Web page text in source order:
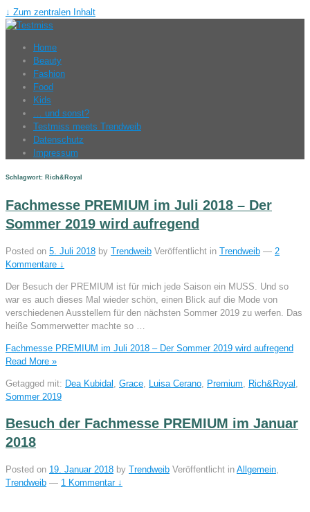
↓ Zum zentralen Inhalt
Home
Beauty
Fashion
Food
Kids
… und sonst?
Testmiss meets Trendweib
Datenschutz
Impressum
Schlagwort: Rich&Royal
Fachmesse PREMIUM im Juli 2018 – Der
Sommer 2019 wird aufregend
Posted on 5. Juli 2018 by Trendweib Veröffentlicht in Trendweib — 2
Kommentare ↓
Der Besuch der PREMIUM ist für mich jede Saison ein MUSS. Und so
war es auch dieses Mal wieder schön, einen Blick auf die Mode von
verschiedenen Ausstellern für den nächsten Sommer 2019 zu werfen. Das
heiße Sommerwetter machte so …
Fachmesse PREMIUM im Juli 2018 – Der Sommer 2019 wird aufregend
Read More »
Getagged mit: Dea Kubidal Grace Luisa Cerano Premium Rich&Royal
Sommer 2019
Besuch der Fachmesse PREMIUM im Januar
2018
Posted on 19. Januar 2018 by Trendweib Veröffentlicht in Allgemein,
Trendweib — 1 Kommentar ↓